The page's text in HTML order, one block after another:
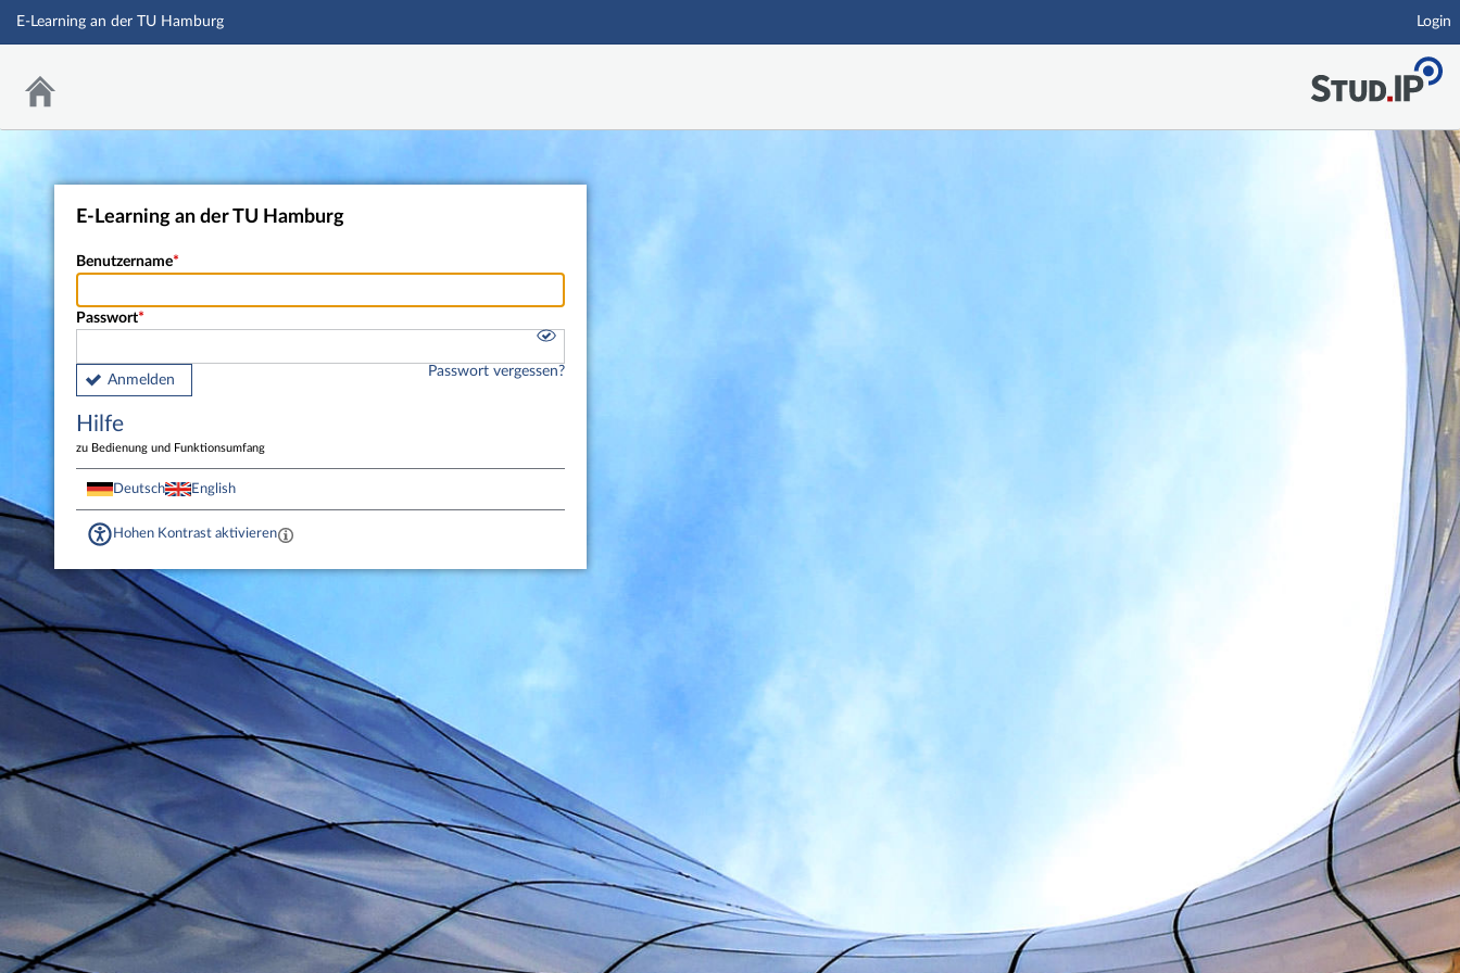
Hauptnavigation
E-Learning an der TU Hamburg Login
E-Learning an der TU Hamburg
Benutzername
Passwort
Anmelden
Passwort vergessen?
Hilfe
zu Bedienung und Funktionsumfang
Deutsch English
Hohen Kontrast aktivieren